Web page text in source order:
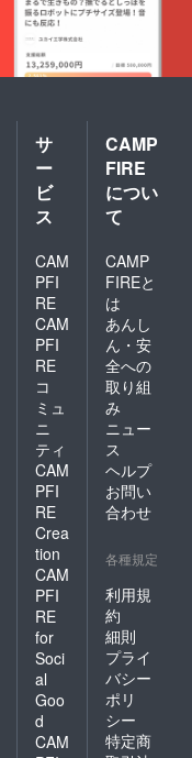
サ
ー
ビ
ス
CAM
PFI
RE
CAM
PFI
RE
コ
ミュ
ニ
ティ
CAM
PFI
RE
Crea
tion
CAM
PFI
RE
for
Soci
al
Goo
d
CAM
CAMP
FIRE
につい
て
CAMP
FIREと
は
あんし
ん・安
全への
取り組
み
ニュー
ス
ヘルプ
お問い
合わせ
各種規定
利用規
約
細則
プライ
バシー
ポリ
シー
特定商